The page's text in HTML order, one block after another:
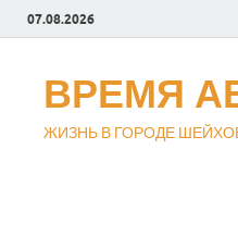
07.08.2026
ВРЕМЯ
ЖИЗНЬ В ГОРОДЕ